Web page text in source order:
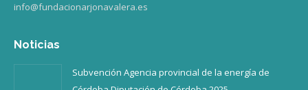
info@fundacionarjonavalera.es
Noticias
Subvención Agencia provincial de la energía de